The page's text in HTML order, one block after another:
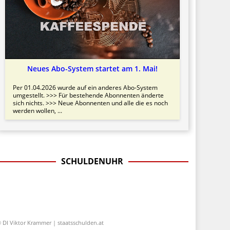
Neues Abo-System startet am 1. Mai!
Per 01.04.2026 wurde auf ein anderes Abo-System
umgestellt. >>> Für bestehende Abonnenten änderte
sich nichts. >>> Neue Abonnenten und alle die es noch
werden wollen, ...
SCHULDENUHR
DI Viktor Krammer | staatsschulden.at